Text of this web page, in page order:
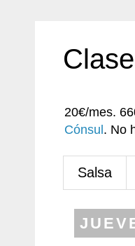
20€/mes.
Cónsul . No
Salsa